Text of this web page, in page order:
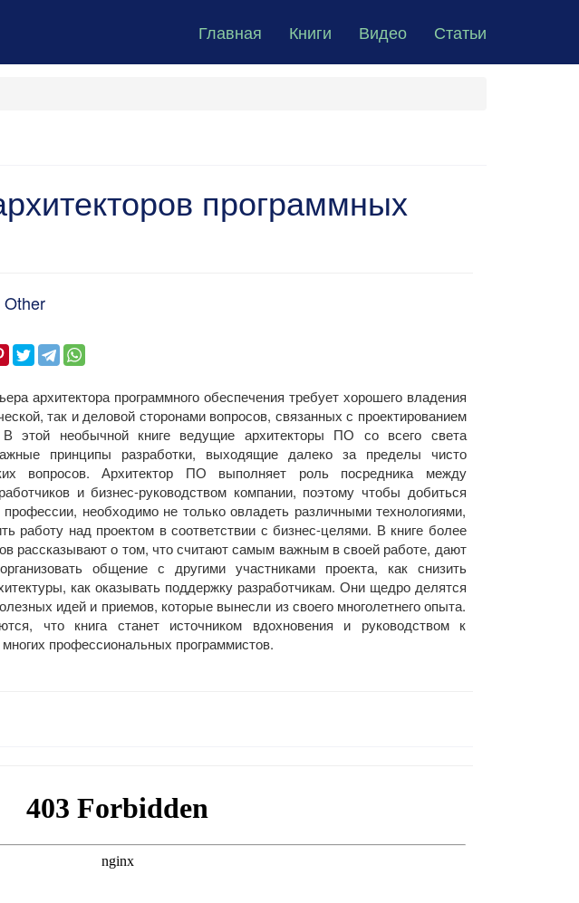
Главная Книги Видео Статьи
программных
Other
архитектора программного обеспечения требует хорошего владения
так и деловой сторонами вопросов, связанных с проектированием
В этой необычной книге ведущие архитекторы ПО со всего света
принципы разработки, выходящие далеко за пределы чисто
вопросов. Архитектор ПО выполняет роль посредника между
и бизнес-руководством компании, поэтому чтобы добиться
профессии, необходимо не только овладеть различными технологиями,
работу над проектом в соответствии с бизнес-целями. В книге более
рассказывают о том, что считают самым важным в своей работе, дают
общение с другими участниками проекта, как снизить
как оказывать поддержку разработчикам. Они щедро делятся
идей и приемов, которые вынесли из своего многолетнего опыта.
что книга станет источником вдохновения и руководством к
профессиональных программистов.